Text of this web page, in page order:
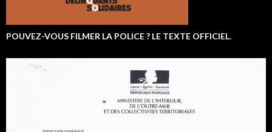
POUVEZ-VOUS FILMER LA POLICE ? LE TEXTE OFFICIEL.